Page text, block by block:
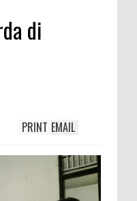
Polisi Berantas
Bima PTDH 1
Peran
sebagai Penggerak
Keluarga pada
Kewirausahaan Kota
di
EMAIL
PRINT